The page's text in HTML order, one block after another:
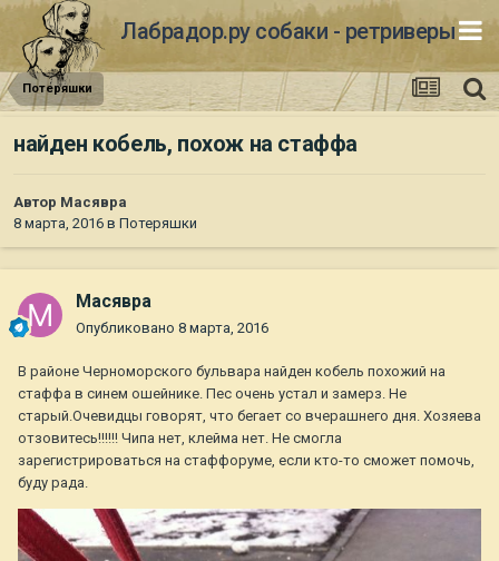
Лабрадор.ру собаки - ретриверы
Потеряшки
найден кобель, похож на стаффа
Автор Масявра
8 марта, 2016 в Потеряшки
Масявра
Опубликовано 8 марта, 2016
В районе Черноморского бульвара найден кобель похожий на
стаффа в синем ошейнике. Пес очень устал и замерз. Не
старый.Очевидцы говорят, что бегает со вчерашнего дня. Хозяева
отзовитесь!!!!!! Чипа нет, клейма нет. Не смогла
зарегистрироваться на стаффоруме, если кто-то сможет помочь,
буду рада.